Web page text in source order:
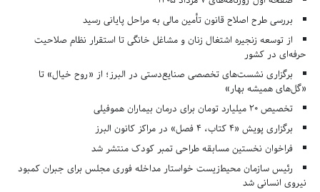
بررسی طرح اصلاح قانون تأمین مالی به مراحل پایانی رسید
از توسعه زنجیره اشتغال زنان و مشاغل خانگی تا استقرار نظام صلاحیت
حرفه‌ای در کشور
برگزاری نشست‌های تخصصی صنایع‌دستی در البرز؛ از «روح خیال» تا
«گل‌های همیشه بهار»
تخصیص ۲۰ میلیارد تومان برای درمان بیماران هموفیلی
برگزاری پویش «۴ کتاب، ۴ فصل» در مراکز کانون البرز
فراخوان نخستین مسابقه طراحی تمبر کودک منتشر شد
رئیس سازمان محیط‌زیست خواستار مداخله فوری مجلس برای جبران کمبود
نیروی انسانی شد